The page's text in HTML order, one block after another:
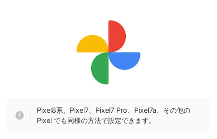
Pixel8系、Pixel7、Pixel7 Pro、Pixel7a、その他の
Pixel でも同様の方法で設定できます。